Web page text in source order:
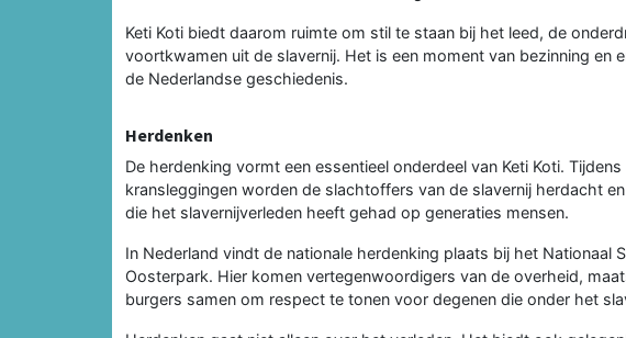
Keti Koti biedt daarom ruimte om stil te staan bij het leed, de
voortkwamen uit de slavernij. Het is een moment van bezinning en
de Nederlandse geschiedenis.
Herdenken
De herdenking vormt een essentieel onderdeel van Keti Koti.
kransleggingen worden de slachtoffers van de slavernij herdacht
die het slavernijverleden heeft gehad op generaties mensen.
In Nederland vindt de nationale herdenking plaats bij het Nationaal
Oosterpark. Hier komen vertegenwoordigers van de overheid,
burgers samen om respect te tonen voor degenen die onder het